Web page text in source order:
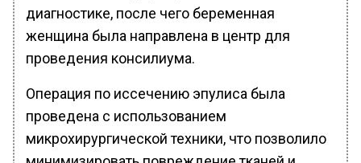
диагностике, после чего беременная
женщина была направлена в центр для
проведения консилиума.
Операция по иссечению эпулиса была
проведена с использованием
микрохирургической техники, что позволило